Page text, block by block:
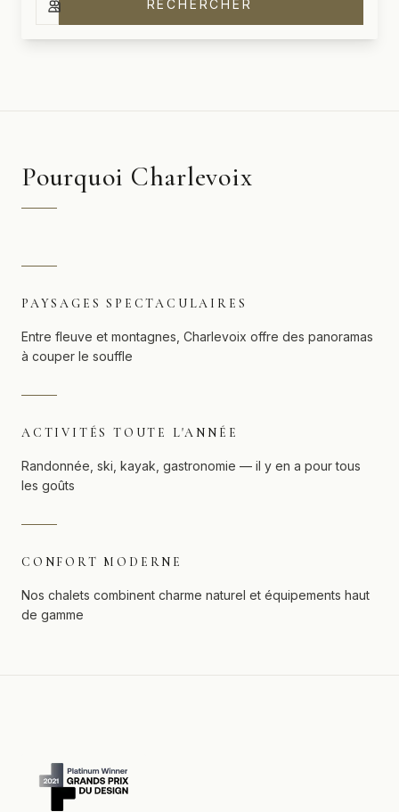
ven. 14 août 2026 – dim. 16 août 2026
2 adultes RECHERCHER
Pourquoi Charlevoix
PAYSAGES SPECTACULAIRES
Entre fleuve et montagnes, Charlevoix offre des panoramas
à couper le souffle
ACTIVITÉS TOUTE L'ANNÉE
Randonnée, ski, kayak, gastronomie — il y en a pour tous
les goûts
CONFORT MODERNE
Nos chalets combinent charme naturel et équipements haut
de gamme